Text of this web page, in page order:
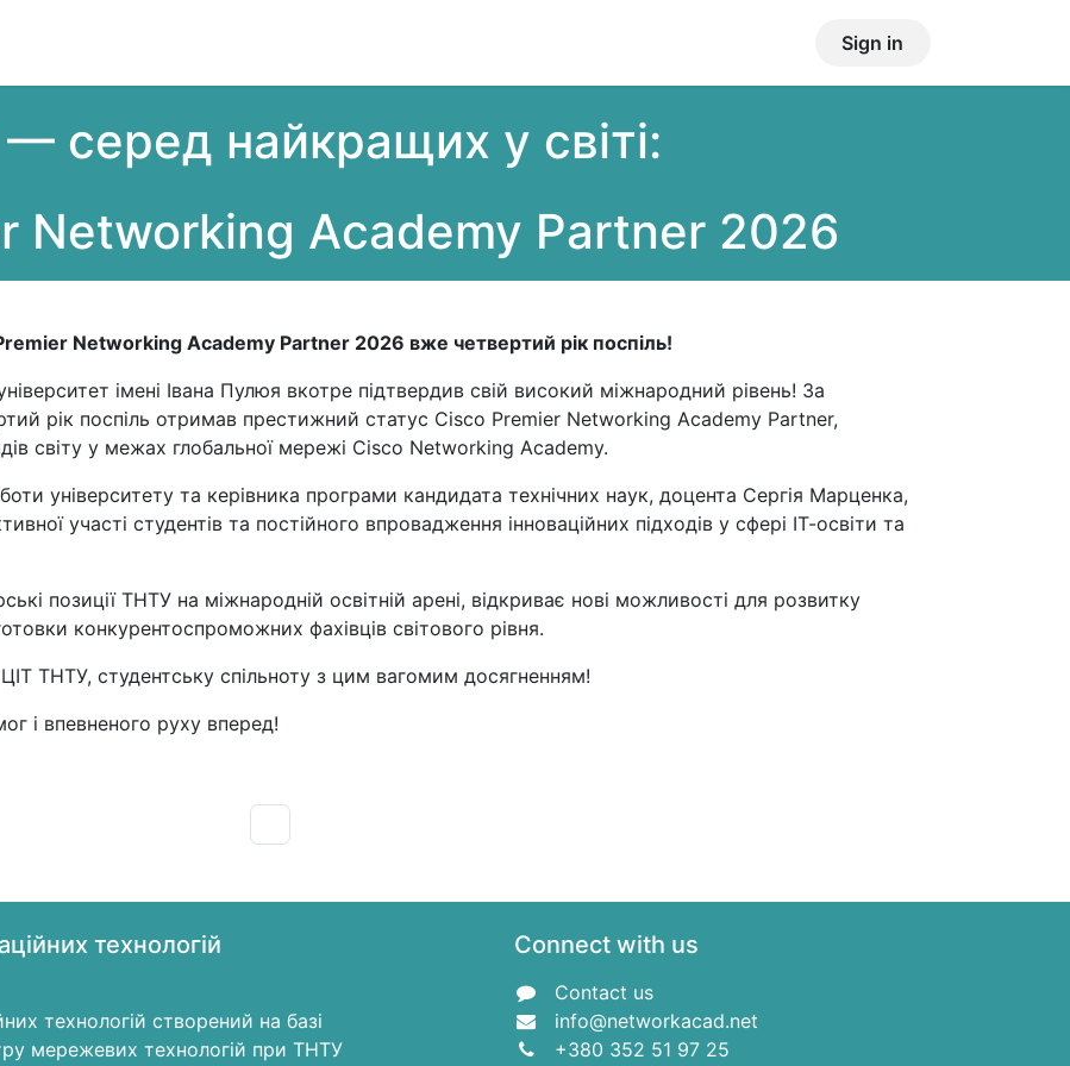
Sign in
серед найкращих у світі:
Networking Academy Partner 2026
Networking Academy Partner 2026 вже четвертий рік поспіль!
імені Івана Пулюя вкотре підтвердив свій високий міжнародний рівень! За
рік поспіль отримав престижний статус Cisco Premier Networking Academy Partner,
світу у межах глобальної мережі Cisco Networking Academy.
університету та керівника програми кандидата технічних наук, доцента Сергія Марценка,
участі студентів та постійного впровадження інноваційних підходів у сфері ІТ-освіти та
позиції ТНТУ на міжнародній освітній арені, відкриває нові можливості для розвитку
конкурентоспроможних фахівців світового рівня.
ТНТУ, студентську спільноту з цим вагомим досягненням!
і впевненого руху вперед!
технологій
технологій створений на базі
мережевих технологій при ТНТУ
Connect with us
Contact us
info@networkacad.net
+380 352 51 97 25